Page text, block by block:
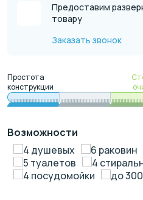
Предоставим
товару
Заказать звонок
Простота
конструкции
Возможности
4 душевых
6 раковин
5 туалетов
4
4 посудомойки
до